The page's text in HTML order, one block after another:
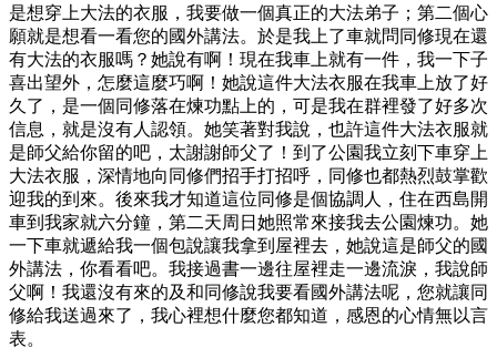
是想穿上大法的衣服，我要做一個真正的大法弟子；第二個心
願就是想看一看您的國外講法。於是我上了車就問同修現在還
有大法的衣服嗎？她說有啊！現在我車上就有一件，我一下子
喜出望外，怎麼這麼巧啊！她說這件大法衣服在我車上放了好
久了，是一個同修落在煉功點上的，可是我在群裡發了好多次
信息，就是沒有人認領。她笑著對我說，也許這件大法衣服就
是師父給你留的吧，太謝謝師父了！到了公園我立刻下車穿上
大法衣服，深情地向同修們招手打招呼，同修也都熱烈鼓掌歡
迎我的到來。後來我才知道這位同修是個協調人，住在西島開
車到我家就六分鐘，第二天周日她照常來接我去公園煉功。她
一下車就遞給我一個包說讓我拿到屋裡去，她說這是師父的國
外講法，你看看吧。我接過書一邊往屋裡走一邊流淚，我說師
父啊！我還沒有來的及和同修說我要看國外講法呢，您就讓同
修給我送過來了，我心裡想什麼您都知道，感恩的心情無以言
表。